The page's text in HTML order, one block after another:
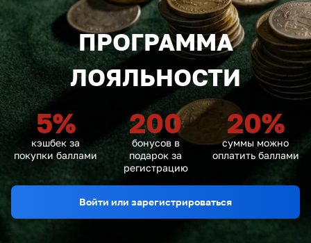
ПРОГРАММА
ЛОЯЛЬНОСТИ
5%
кэшбек за
покупки баллами
200
бонусов в
подарок за
регистрацию
20%
суммы можно
оплатить баллами
Войти или зарегистрироваться